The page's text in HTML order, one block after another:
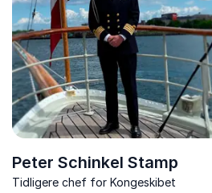
Peter Schinkel Stamp
Tidligere chef for Kongeskibet